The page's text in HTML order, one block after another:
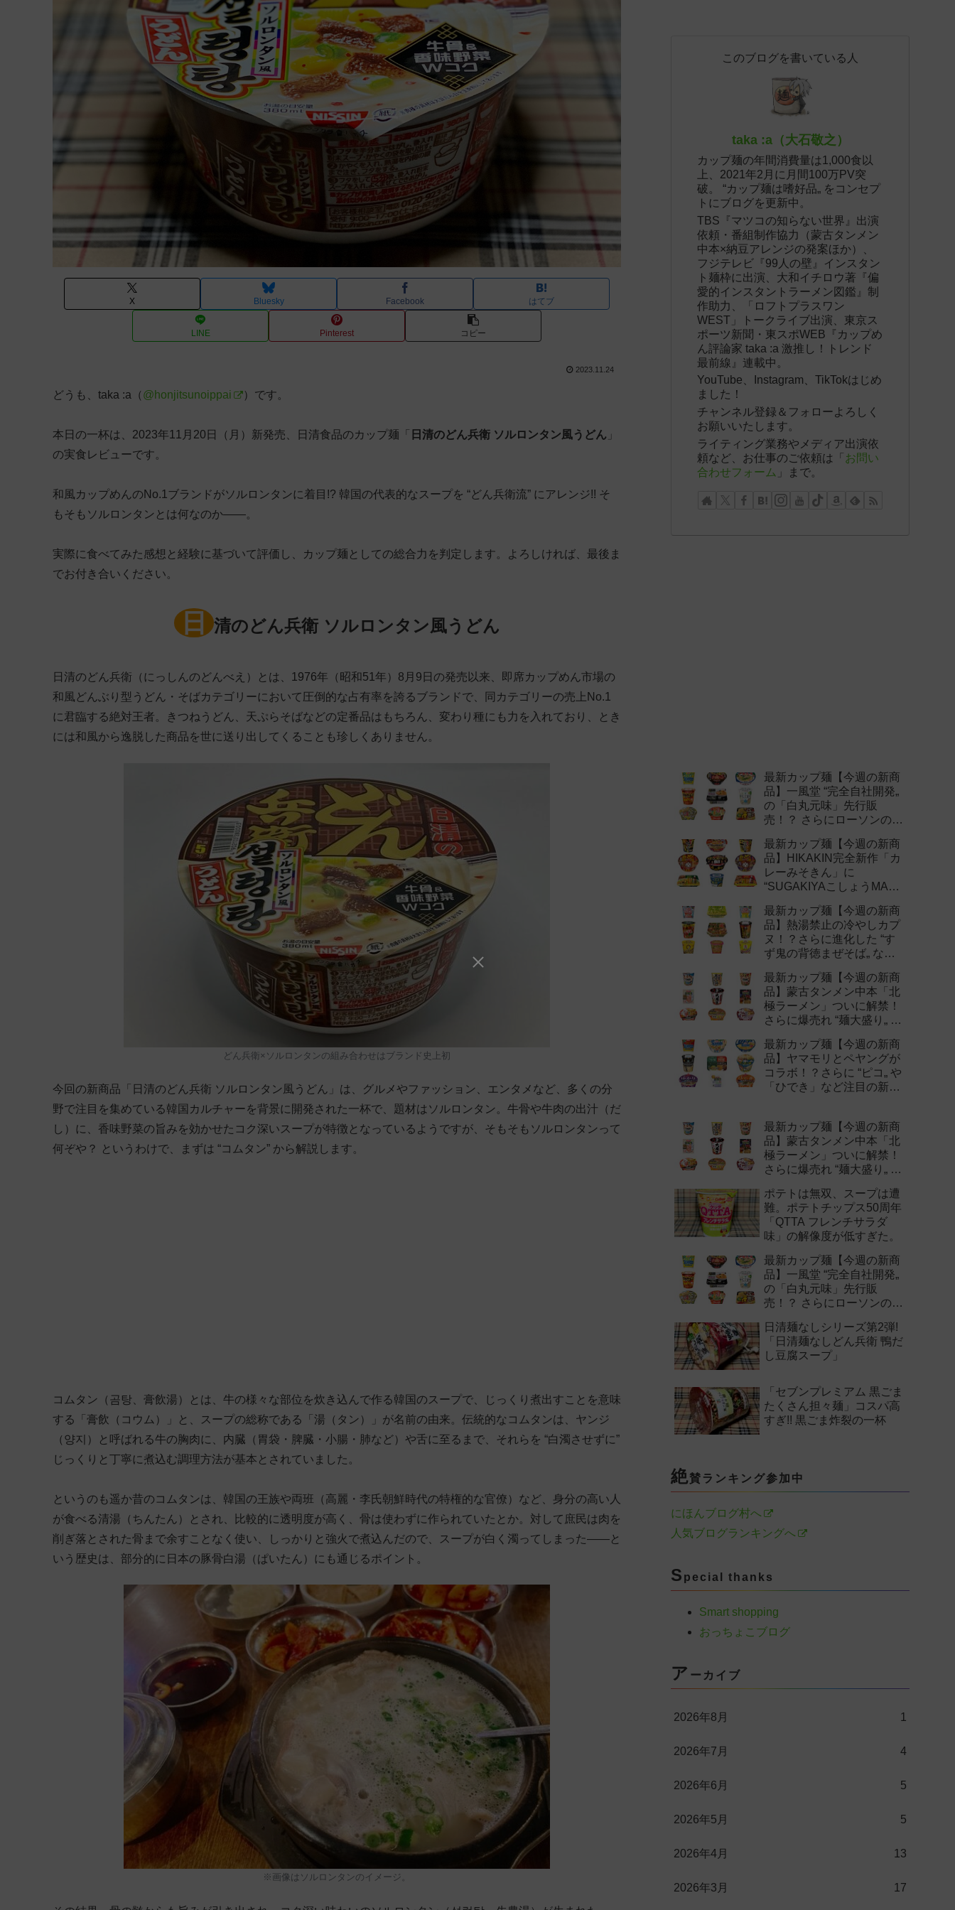
X Bluesky Facebook はてブ
LINE Pinterest コピー
2023.11.24
どうも、taka :a（ @honjitsunoippai ）です。
本日の一杯は、2023年11月20日（月）新発売、日清食品のカップ麺「 日清のどん兵衛 ソルロンタン風うどん 」
の実食レビューです。
和風カップめんのNo.1ブランドがソルロンタンに着目!? 韓国の代表的なスープを “どん兵衛流” にアレンジ!! そ
もそもソルロンタンとは何なのか——。
実際に食べてみた感想と経験に基づいて評価し、カップ麺としての総合力を判定します。よろしければ、最後ま
でお付き合いください。
日 清のどん兵衛 ソルロンタン風うどん
日清のどん兵衛（にっしんのどんべえ）とは、1976年（昭和51年）8月9日の発売以来、即席カップめん市場の
和風どんぶり型うどん・そばカテゴリーにおいて圧倒的な占有率を誇るブランドで、同カテゴリーの売上No.1
に君臨する絶対王者。きつねうどん、天ぷらそばなどの定番品はもちろん、変わり種にも力を入れており、とき
には和風から逸脱した商品を世に送り出してくることも珍しくありません。
どん兵衛×ソルロンタンの組み合わせはブランド史上初
今回の新商品「日清のどん兵衛 ソルロンタン風うどん」は、グルメやファッション、エンタメなど、多くの分
野で注目を集めている韓国カルチャーを背景に開発された一杯で、題材はソルロンタン。牛骨や牛肉の出汁（だ
し）に、香味野菜の旨みを効かせたコク深いスープが特徴となっているようですが、そもそもソルロンタンって
何ぞや？ というわけで、まずは “コムタン” から解説します。
コムタン（곰탕、膏飲湯）とは、牛の様々な部位を炊き込んで作る韓国のスープで、じっくり煮出すことを意味
する「膏飲（コウム）」と、スープの総称である「湯（タン）」が名前の由来。伝統的なコムタンは、ヤンジ
（양지）と呼ばれる牛の胸肉に、内臓（胃袋・脾臓・小腸・肺など）や舌に至るまで、それらを “白濁させずに”
じっくりと丁寧に煮込む調理方法が基本とされていました。
というのも遥か昔のコムタンは、韓国の王族や両班（高麗・李氏朝鮮時代の特権的な官僚）など、身分の高い人
が食べる清湯（ちんたん）とされ、比較的に透明度が高く、骨は使わずに作られていたとか。対して庶民は肉を
削ぎ落とされた骨まで余すことなく使い、しっかりと強火で煮込んだので、スープが白く濁ってしまった——と
いう歴史は、部分的に日本の豚骨白湯（ぱいたん）にも通じるポイント。
※画像はソルロンタンのイメージ。
このブログを書いている人
taka :a（大石敬之）
カップ麺の年間消費量は1,000食以
上、2021年2月に月間100万PV突
破。 “カップ麺は嗜好品„ をコンセプ
トにブログを更新中。
TBS『マツコの知らない世界』出演
依頼・番組制作協力（蒙古タンメン
中本×納豆アレンジの発案ほか）、
フジテレビ『99人の壁』インスタン
ト麺枠に出演、大和イチロウ著『偏
愛的インスタントラーメン図鑑』制
作助力、「ロフトプラスワン
WEST」トークライブ出演、東京ス
ポーツ新聞・東スポWEB『カップめ
ん評論家 taka :a 激推し！トレンド
最前線』連載中。
YouTube、Instagram、TikTokはじめ
ました！
チャンネル登録＆フォローよろしく
お願いいたします。
ライティング業務やメディア出演依
頼など、お仕事のご依頼は「 お問い
合わせフォーム 」まで。
最新カップ麺【今週の新商
品】一風堂 “完全自社開発„
の「白丸元味」先行販
売！？ さらにローソンの激
新作まとめ！
最新カップ麺【今週の新商
品】HIKAKIN完全新作「カ
レーみそきん」に
“SUGAKIYAこしょうMAX„
最新カップ麺【今週の新商
品】熱湯禁止の冷やしカプ
ヌ！？さらに進化した “す
ず鬼の背徳まぜそば„ など
最新カップ麺【今週の新商
品】蒙古タンメン中本「北
極ラーメン」ついに解禁！
さらに爆売れ “麺大盛り„ シ
作まとめ！
最新カップ麺【今週の新商
品】ヤマモリとペヤングが
コラボ！？さらに “ピコ„ や
「ひでき」など注目の新作
最新カップ麺【今週の新商
品】蒙古タンメン中本「北
極ラーメン」ついに解禁！
さらに爆売れ “麺大盛り„ シ
作まとめ！
ポテトは無双、スープは遭
難。ポテトチップス50周年
「QTTA フレンチサラダ
味」の解像度が低すぎた。
最新カップ麺【今週の新商
品】一風堂 “完全自社開発„
の「白丸元味」先行販
売！？ さらにローソンの激
新作まとめ！
日清麺なしシリーズ第2弾!
「日清麺なしどん兵衛 鴨だ
し豆腐スープ」
「セブンプレミアム 黒ごま
たくさん担々麺」コスパ高
すぎ!! 黒ごま炸裂の一杯
絶賛ランキング参加中
にほんブログ村へ
人気ブログランキングへ
S pecial thanks
Smart shopping
おっちょこブログ
ア ーカイブ
2026年8月 1
2026年7月 4
2026年6月 5
2026年5月 5
2026年4月 13
2026年3月 17